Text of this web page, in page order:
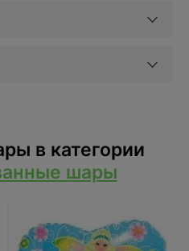
в категории
шары